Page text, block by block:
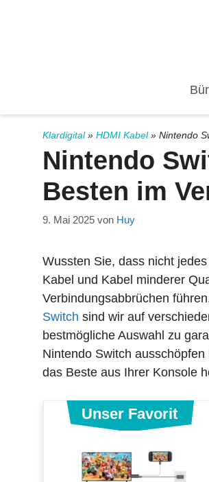
Klardigital» HDMI Kabel» Nintendo
Nintendo
Besten im
9. Mai 2025 von Huy
Wussten Sie, dass nicht
Kabel und Kabel minderer
Verbindungsabbrüchen
Switch sind wir auf
bestmögliche Auswahl zu
Nintendo Switch
das Beste aus Ihrer Konsole